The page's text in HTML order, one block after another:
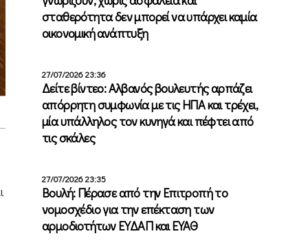
σταθερότητα δεν μπορεί να υπάρχει καμία
οικονομική ανάπτυξη
27/07/2026 23:36
Δείτε βίντεο: Αλβανός βουλευτής αρπάζει
απόρρητη συμφωνία με τις ΗΠΑ και τρέχει,
μία υπάλληλος τον κυνηγά και πέφτει από
τις σκάλες
27/07/2026 23:35
Βουλή: Πέρασε από την Επιτροπή το
νομοσχέδιο για την επέκταση των
αρμοδιοτήτων ΕΥΔΑΠ και ΕΥΑΘ